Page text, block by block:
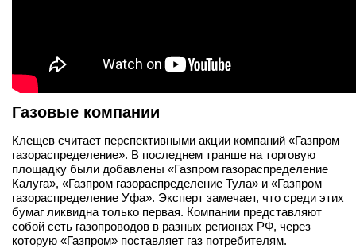
Газовые компании
Клещев считает перспективными акции компаний «Газпром
газораспределение». В последнем транше на торговую
площадку были добавлены «Газпром газораспределение
Калуга», «Газпром газораспределение Тула» и «Газпром
газораспределение Уфа». Эксперт замечает, что среди этих
бумаг ликвидна только первая. Компании представляют
собой сеть газопроводов в разных регионах РФ, через
которую «Газпром» поставляет газ потребителям.